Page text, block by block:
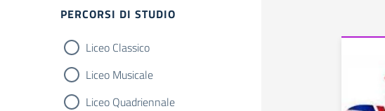
Filtri
PERCORSI DI STUDIO
Liceo Classico
Liceo Musicale
Liceo Quadriennale